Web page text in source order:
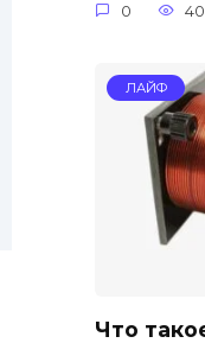
0 40
ЛАЙФ
Что